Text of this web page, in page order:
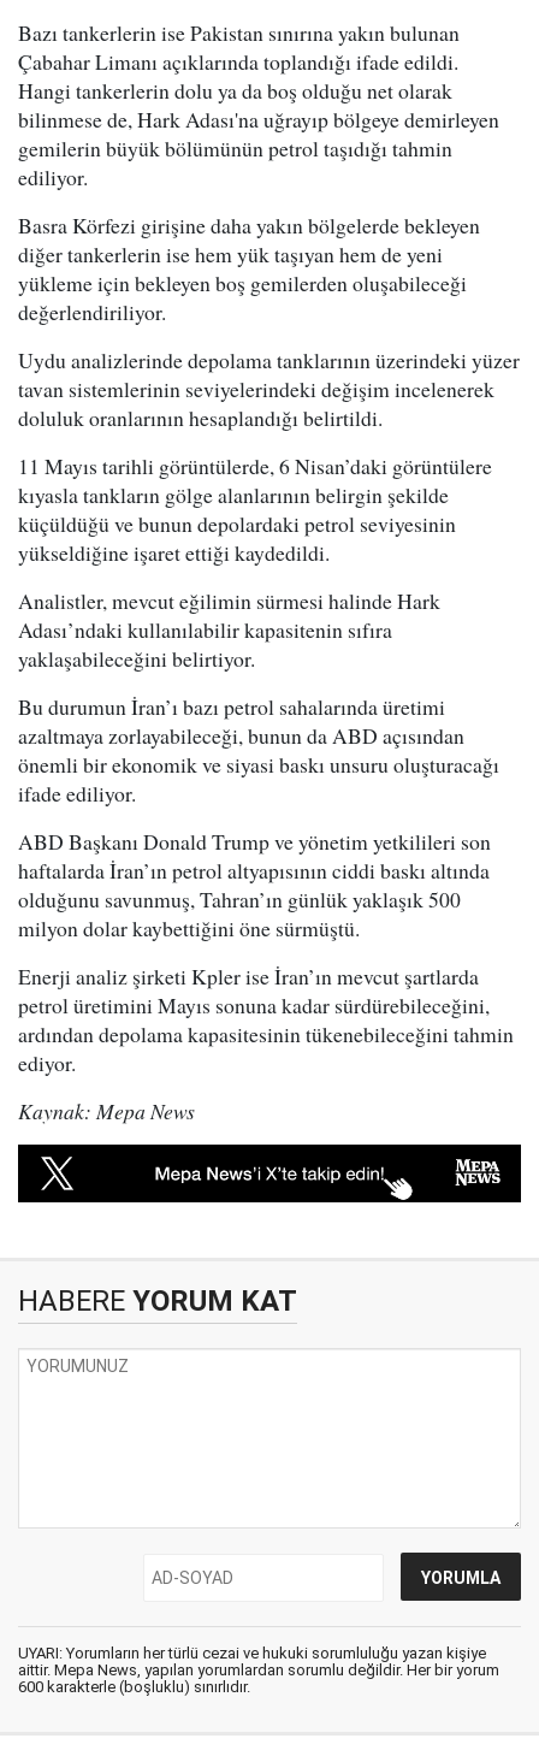
Bazı tankerlerin ise Pakistan sınırına yakın bulunan
Çabahar Limanı açıklarında toplandığı ifade edildi.
Hangi tankerlerin dolu ya da boş olduğu net olarak
bilinmese de, Hark Adası'na uğrayıp bölgeye demirleyen
gemilerin büyük bölümünün petrol taşıdığı tahmin
ediliyor.
Basra Körfezi girişine daha yakın bölgelerde bekleyen
diğer tankerlerin ise hem yük taşıyan hem de yeni
yükleme için bekleyen boş gemilerden oluşabileceği
değerlendiriliyor.
Uydu analizlerinde depolama tanklarının üzerindeki yüzer
tavan sistemlerinin seviyelerindeki değişim incelenerek
doluluk oranlarının hesaplandığı belirtildi.
11 Mayıs tarihli görüntülerde, 6 Nisan’daki görüntülere
kıyasla tankların gölge alanlarının belirgin şekilde
küçüldüğü ve bunun depolardaki petrol seviyesinin
yükseldiğine işaret ettiği kaydedildi.
Analistler, mevcut eğilimin sürmesi halinde Hark
Adası’ndaki kullanılabilir kapasitenin sıfıra
yaklaşabileceğini belirtiyor.
Bu durumun İran’ı bazı petrol sahalarında üretimi
azaltmaya zorlayabileceği, bunun da ABD açısından
önemli bir ekonomik ve siyasi baskı unsuru oluşturacağı
ifade ediliyor.
ABD Başkanı Donald Trump ve yönetim yetkilileri son
haftalarda İran’ın petrol altyapısının ciddi baskı altında
olduğunu savunmuş, Tahran’ın günlük yaklaşık 500
milyon dolar kaybettiğini öne sürmüştü.
Enerji analiz şirketi Kpler ise İran’ın mevcut şartlarda
petrol üretimini Mayıs sonuna kadar sürdürebileceğini,
ardından depolama kapasitesinin tükenebileceğini tahmin
ediyor.
Kaynak: Mepa News
HABERE YORUM KAT
UYARI: Yorumların her türlü cezai ve hukuki sorumluluğu yazan kişiye
aittir. Mepa News, yapılan yorumlardan sorumlu değildir. Her bir yorum
600 karakterle (boşluklu) sınırlıdır.